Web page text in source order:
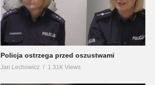
Policja ostrzega przed oszustwami
Jan Lechowicz 1.31K Views